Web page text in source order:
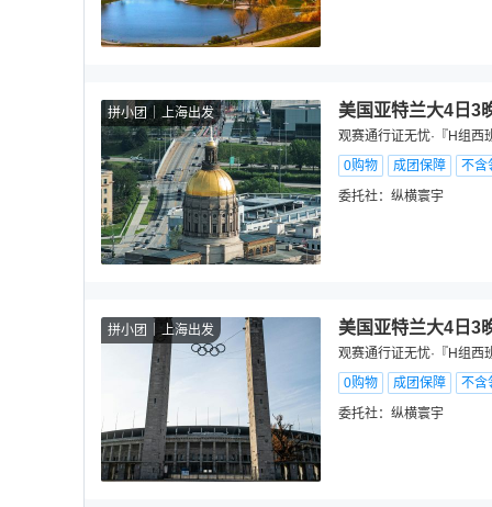
拼小团 上海出发 美国亚特兰大4日3
观赛通行证无忧·『H组西
0购物
成团保障
不含
委托社： 纵横寰宇
拼小团 上海出发 美国亚特兰大4日3
观赛通行证无忧·『H组西
0购物
成团保障
不含
委托社： 纵横寰宇